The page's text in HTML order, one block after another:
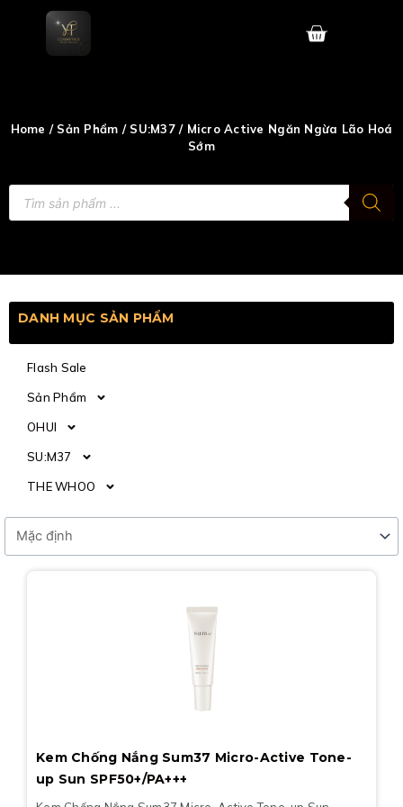
content
Home / Sản Phẩm / SU:M37/ Micro Active Ngăn Ngừa Lão Hoá
Sớm
Tìm
kiếm
sản
DANH MỤC SẢN PHẨM
Flash Sale
Sản Phẩm
OHUI
SU:M37
THE WHOO
Kem Chống Nắng Sum37 Micro-Active Tone-
up Sun SPF50+/PA+++